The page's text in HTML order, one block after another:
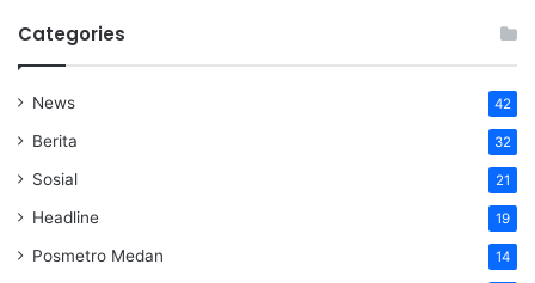
Categories
News 42
Berita 32
Sosial 21
Headline 19
Posmetro Medan 14